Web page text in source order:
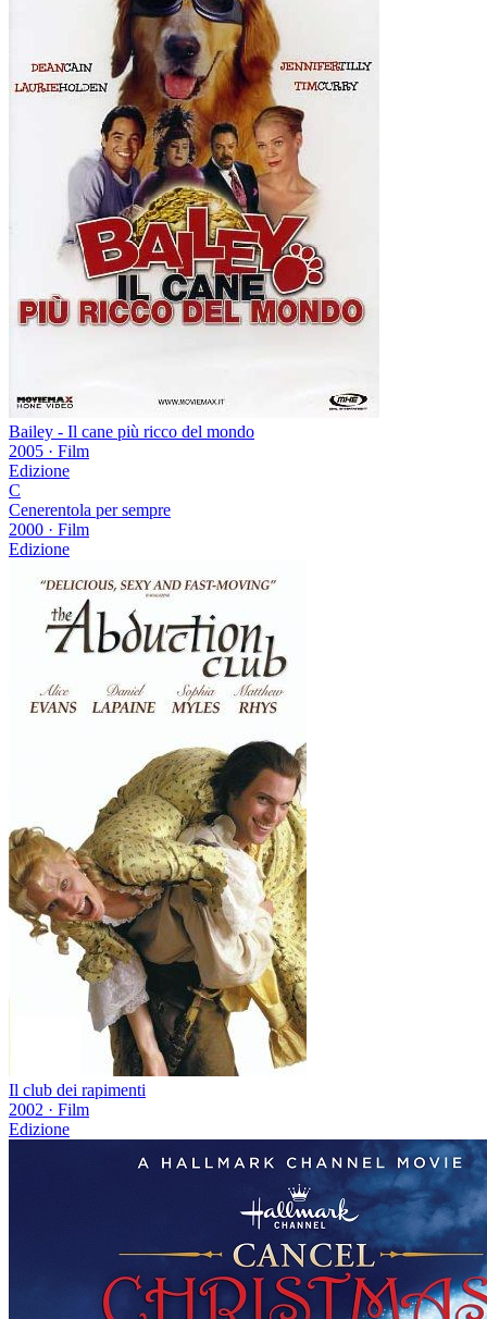
Bailey - Il cane più ricco del mondo
2005 · Film
Edizione
C
Cenerentola per sempre
2000 · Film
Edizione
Il club dei rapimenti
2002 · Film
Edizione